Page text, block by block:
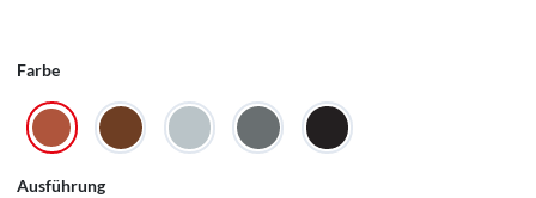
Farbe
Ausführung